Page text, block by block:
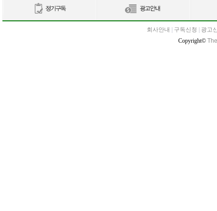
회사안내 구독신청
광고
Copyright©